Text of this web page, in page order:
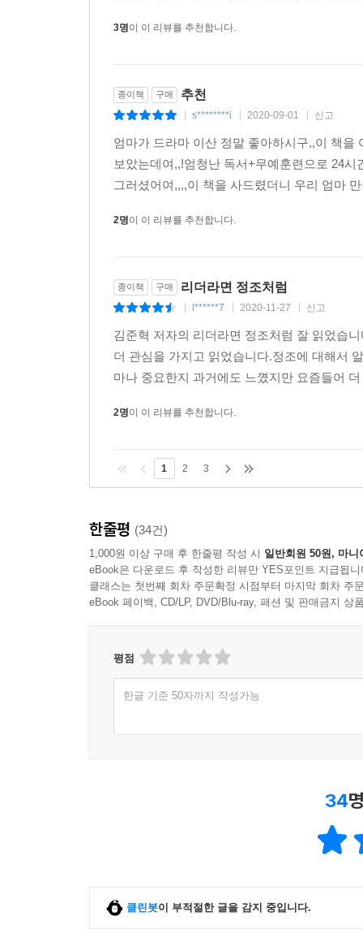
군대-장용영』이다. 이제 마지막 작품인 『리더
3명이 이 리뷰를 추천합니다.
종이책 구매 추천
s********i 2020-09-01 신고
엄마가 드라마 이산 정말 좋아하시구,,이 책
보았는데여,,!엄청난 독서+무예훈련으로 24
그러셨어여,,,,이 책을 사드렸더니 우리 엄마
2명이 이 리뷰를 추천합니다.
종이책 구매 리더라면 정조처럼
l******7 2020-11-27 신고
김준혁 저자의 리더라면 정조처럼 잘 읽었습
더 관심을 가지고 읽었습니다.정조에 대해서
마나 중요한지 과거에도 느꼈지만 요즘들어
2명이 이 리뷰를 추천합니다.
1 2 3
한줄평 (34건)
1,000원 이상 구매 후 한줄평 작성 시 일반회원 50원, 마니
eBook은 다운로드 후 작성한 리뷰만 YES포인트 지급됩니
클래스는 첫번째 회차 주문확정 시점부터 마지막 회차 주
eBook 페이백, CD/LP, DVD/Blu-ray, 패션 및 판매금지 상
평점
한글 기준 50자까지 작성가능
34
클린봇이 부적절한 글을 감지 중입니다.